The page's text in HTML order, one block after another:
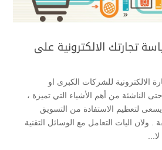
تجارتك الالكترونية على
للشركات الكبرى او
الناشئة من أهم الأشياء التي تميزة ،
لتعظيم الاستفادة من التسويق
. ولان اليات التعامل مع الوسائل التقنية